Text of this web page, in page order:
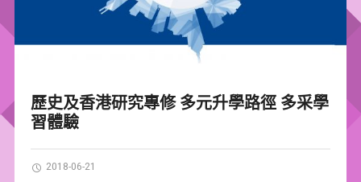
歷史及香港研究專修 多元升學路徑 多采學
習體驗
2018-06-21